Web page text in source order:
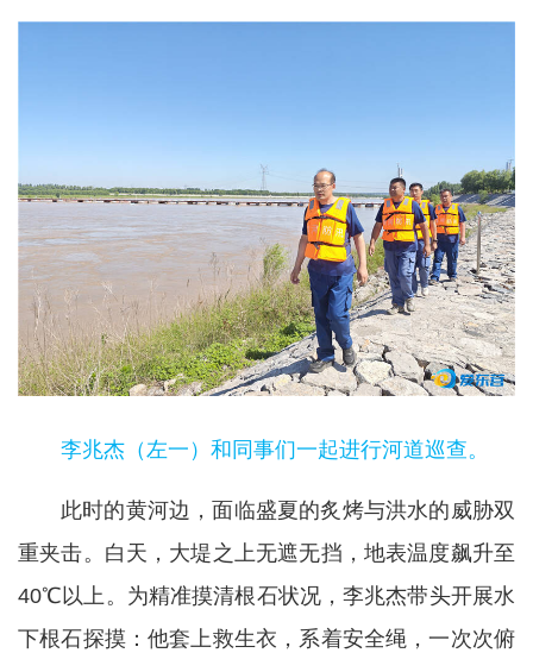
李兆杰（左一）和同事们一起进行河道巡查。
此时的黄河边，面临盛夏的炙烤与洪水的威胁双
重夹击。白天，大堤之上无遮无挡，地表温度飙升至
40℃以上。为精准摸清根石状况，李兆杰带头开展水
下根石探摸：他套上救生衣，系着安全绳，一次次俯